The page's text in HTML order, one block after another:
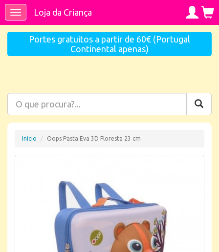
ToggleLoja da Criança
Portes gratuitos a partir de 60€ (Portugal
Continental apenas)
Início Oops Pasta Eva 3D Floresta 23 cm